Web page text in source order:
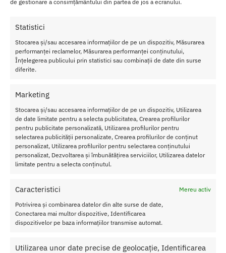
de gestionare a consimțământului din partea de jos a ecranului.
Statistici
Stocarea și/sau accesarea informațiilor de pe un dispozitiv, Măsurarea
performanței reclamelor, Măsurarea performanței conținutului,
Înțelegerea publicului prin statistici sau combinații de date din surse
diferite.
Marketing
Stocarea și/sau accesarea informațiilor de pe un dispozitiv, Utilizarea
de date limitate pentru a selecta publicitatea, Crearea profilurilor
pentru publicitate personalizată, Utilizarea profilurilor pentru
selectarea publicității personalizate, Crearea profilurilor de conținut
personalizat, Utilizarea profilurilor pentru selectarea conținutului
personalizat, Dezvoltarea și îmbunătățirea serviciilor, Utilizarea datelor
limitate pentru a selecta conținutul.
Caracteristici
Mereu activ
Potrivirea și combinarea datelor din alte surse de date,
Conectarea mai multor dispozitive, Identificarea
dispozitivelor pe baza informațiilor transmise automat.
Utilizarea unor date precise de geolocație, Identificarea
simta dominati sau sa domine partenerul.
Avand recenzii foarte bune si fiind foarte usor de folosit, acest
de Catuse Fifty Shades of Greyva asigura atat comfort, calitate cat
si discretie maxima, putand fi luat cu dumneavoastra oriunde.
Este inclus un sac de depozitare din satin
Functia de eliberare imediata
Ajustabil pentru toate tipurile de incheieturi
Sunt disponibile doua chei
Lungime: 25 cm
SKU: 5060108819688
Categorie: FIFTY SHADES OF GREY